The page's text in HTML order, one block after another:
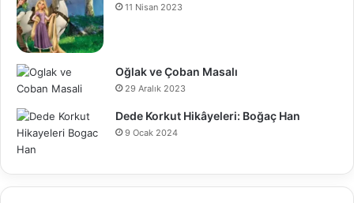
11 Nisan 2023
Oğlak ve Çoban Masalı
29 Aralık 2023
Dede Korkut Hikâyeleri: Boğaç Han
9 Ocak 2024